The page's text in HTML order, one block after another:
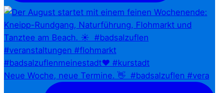
Neue Woche, neue Termine. 👋⁠ ⁠ #badsalzuflen #vera